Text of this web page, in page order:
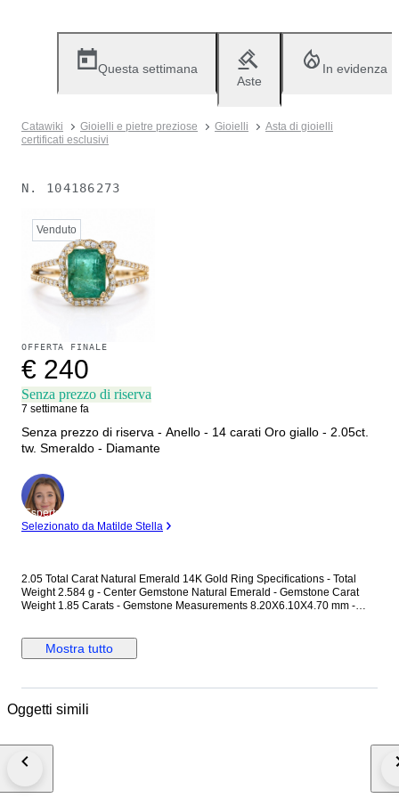
Questa settimana
Aste
In evidenza
Catawiki Gioielli e pietre preziose Gioielli
Asta di gioielli
certificati esclusivi
N. 104186273
Venduto
OFFERTA FINALE
€ 240
Senza prezzo di riserva
7 settimane fa
Senza prezzo di riserva - Anello - 14 carati Oro giallo - 2.05ct.
tw. Smeraldo - Diamante
Esperto
Selezionato da Matilde Stella
2.05 Total Carat Natural Emerald 14K Gold Ring Specifications - Total
Weight 2.584 g - Center Gemstone Natural Emerald - Gemstone Carat
Weight 1.85 Carats - Gemstone Measurements 8.20X6.10X4.70 mm -
AntwerpMostra tutto
Oggetti simili